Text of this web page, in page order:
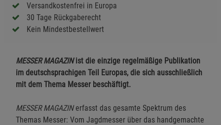
Versandkostenfrei in Europa
30 Tage Rückgaberecht
Kein Mindestbestellwert
MESSER MAGAZINist die einzige regelmäßige Publikation
im deutschsprachigen Teil Europas, die sich ausschließlich
mit dem Thema Messer beschäftigt.
MESSER MAGAZINerfasst das gesamte Spektrum des
Themas Messer: Vom Jagdmesser über das handgemachte